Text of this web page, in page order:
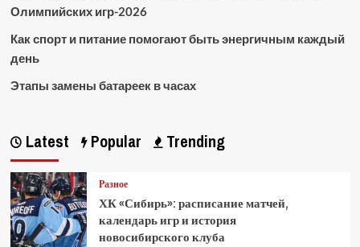
Олимпийских игр-2026
Как спорт и питание помогают быть энергичным каждый
день
Этапы замены батареек в часах
Latest Popular Trending
Разное
ХК «Сибирь»: расписание матчей,
календарь игр и история
новосибирского клуба